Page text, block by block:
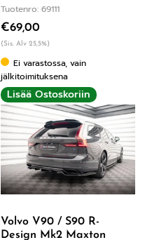
Tuotenro: 69111
€69,00
(Sis. Alv 25,5%)
Ei varastossa, vain
jälkitoimituksena
Lisää Ostoskoriin
Volvo V90 / S90 R-
Design Mk2 Maxton